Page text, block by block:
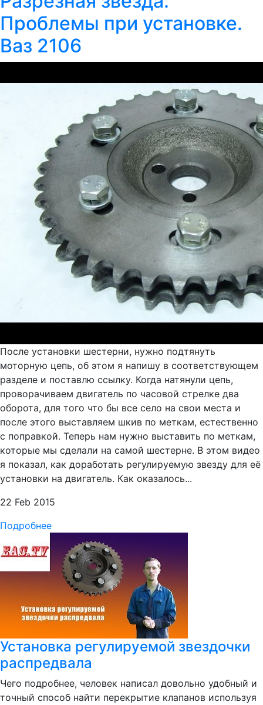
Проблемы при установке.
Ваз 2106
После установки шестерни, нужно подтянуть
моторную цепь, об этом я напишу в соответствующем
разделе и поставлю ссылку. Когда натянули цепь,
проворачиваем двигатель по часовой стрелке два
оборота, для того что бы все село на свои места и
после этого выставляем шкив по меткам, естественно
с поправкой. Теперь нам нужно выставить по меткам,
которые мы сделали на самой шестерне. В этом видео
я показал, как доработать регулируемую звезду для её
установки на двигатель. Как оказалось...
22 Feb 2015
Подробнее
Установка регулируемой звездочки
распредвала
Чего подробнее, человек написал довольно удобный и
точный способ найти перекрытие клапанов используя